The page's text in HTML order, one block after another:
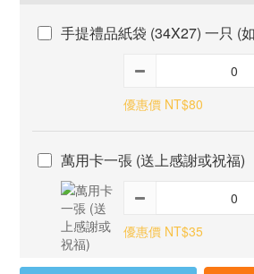
手提禮品紙袋 (34X27) 一只 (
優惠價 NT$80
萬用卡一張 (送上感謝或祝福)
優惠價 NT$35